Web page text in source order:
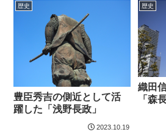
歴史
豊臣秀吉の側近として活
躍した「浅野長政」
2023.10.19
歴史
織田
「森